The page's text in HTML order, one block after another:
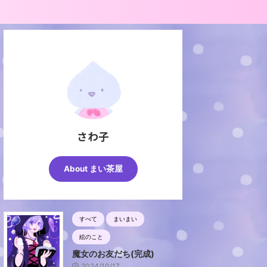
さわ子
About まい茶屋
すべて まいまい
絵のこと
魔女のお友だち(完成)